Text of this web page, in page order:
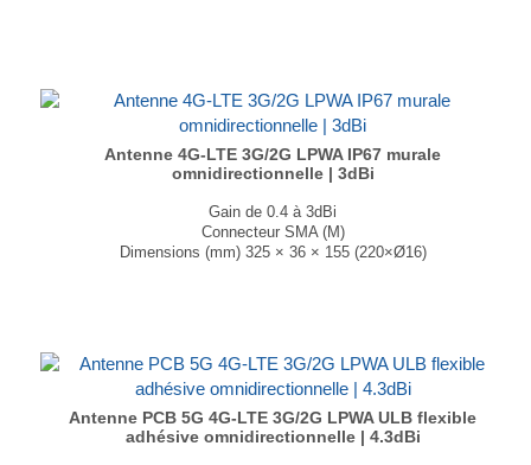
Antenne 4G-LTE 3G/2G LPWA IP67 murale
omnidirectionnelle | 3dBi
Gain de 0.4 à 3dBi
Connecteur SMA (M)
Dimensions (mm) 325 × 36 × 155 (220×Ø16)
Antenne PCB 5G 4G-LTE 3G/2G LPWA ULB flexible
adhésive omnidirectionnelle | 4.3dBi